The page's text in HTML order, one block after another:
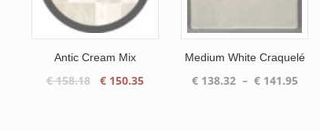
Antic Cream Mix
€158.18
Le
€ 150.35Le
Medium White Craquelé
€138.32 – €141.95Plage